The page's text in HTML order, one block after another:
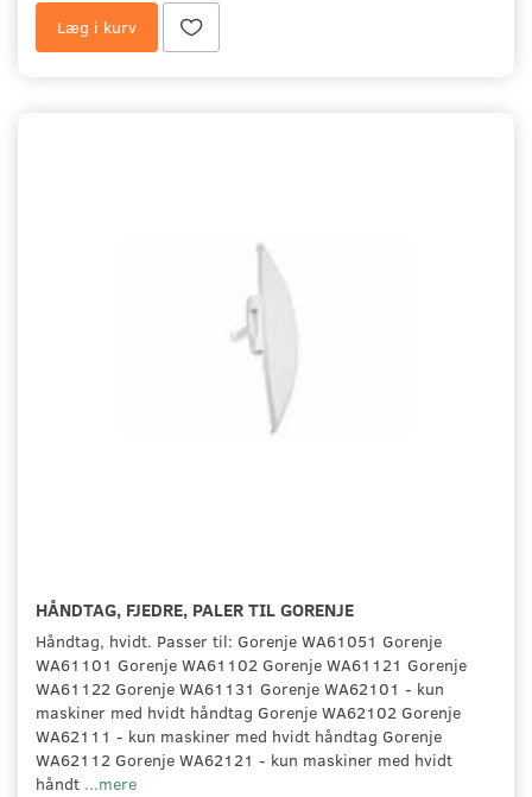
Læg i kurv
HÅNDTAG, FJEDRE, PALER TIL GORENJE
Håndtag, hvidt. Passer til: Gorenje WA61051 Gorenje
WA61101 Gorenje WA61102 Gorenje WA61121 Gorenje
WA61122 Gorenje WA61131 Gorenje WA62101 - kun
maskiner med hvidt håndtag Gorenje WA62102 Gorenje
WA62111 - kun maskiner med hvidt håndtag Gorenje
WA62112 Gorenje WA62121 - kun maskiner med hvidt
håndt ...mere